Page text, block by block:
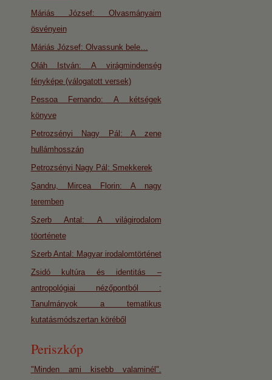
Máriás József: Olvasmányaim
ösvényein
Máriás József: Olvassunk bele…
Oláh István: A virágmindenség
fényképe (válogatott versek)
Pessoa Fernando: A kétségek
könyve
Petrozsényi Nagy Pál: A zene
hullámhosszán
Petrozsényi Nagy Pál: Smekkerek
Şandru, Mircea Florin: A nagy
teremben
Szerb Antal: A világirodalom
töorténete
Szerb Antal: Magyar irodalomtörténet
Zsidó kultúra és identitás –
antropológiai nézőpontból :
Tanulmányok a tematikus
kutatásmódszertan köréből
Periszkóp
"Minden ami kisebb valaminél".